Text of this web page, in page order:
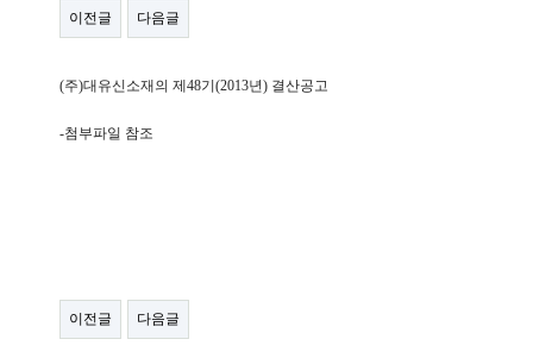
이전글 다음글
(주)대유신소재의 제48기(2013년) 결산공고
-첨부파일 참조
이전글 다음글